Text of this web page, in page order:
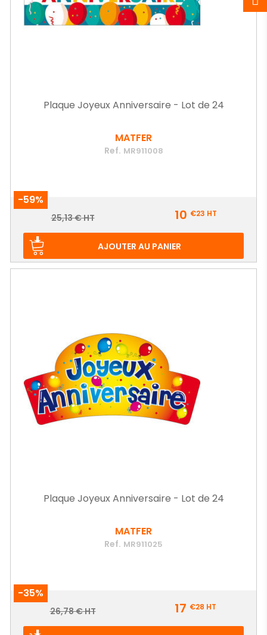
Plaque Joyeux Anniversaire - Lot de 24
MATFER
Ref. MR911008
-59%
Prix
Prix
25,13 € HT 10 €23 HT
AJOUTER AU PANIER
Plaque Joyeux Anniversaire - Lot de 24
MATFER
Ref. MR911025
-35%
Prix
Prix
26,78 € HT 17 €28 HT